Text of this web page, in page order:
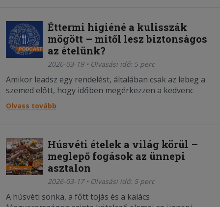
Éttermi higiéné a kulisszák
mögött – mitől lesz biztonságos
az ételünk?
2026-03-19 • Olvasási idő: 5 perc
Amikor leadsz egy rendelést, általában csak az lebeg a
szemed előtt, hogy időben megérkezzen a kedvenc
fogásod. De vajon mi zajlik a háttérben addig, amíg az
étel eljut hozzád?
Olvass tovább
Húsvéti ételek a világ körül –
meglepő fogások az ünnepi
asztalon
2026-03-17 • Olvasási idő: 5 perc
A húsvéti sonka, a főtt tojás és a kalács